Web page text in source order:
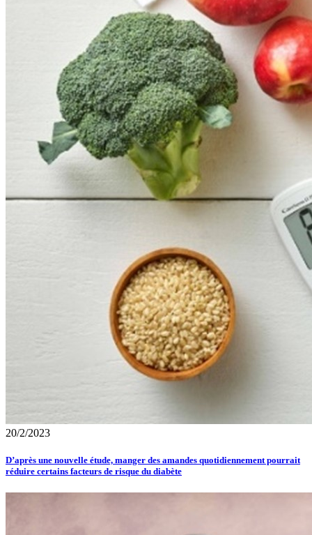
20/2/2023
D’après une nouvelle étude, manger des amandes quotidiennement pourrait
réduire certains facteurs de risque du diabète